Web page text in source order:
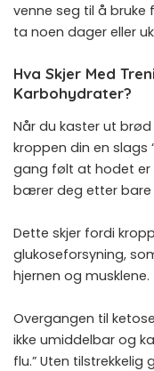
venne seg til å bruke
ta noen dager eller
Hva Skjer Med
Karbohydrater?
Når du kaster ut
kroppen din en slags
gang følt at hodet er
bærer deg etter bare
Dette skjer fordi
glukoseforsyning,
hjernen og musklene.
Overgangen til
ikke umiddelbar og
flu.” Uten tilstrekkelig